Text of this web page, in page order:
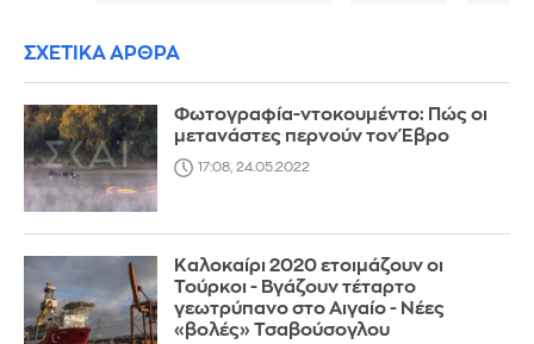
ΣΧΕΤΙΚΑ ΑΡΘΡΑ
Φωτογραφία-ντοκουμέντο: Πώς οι
μετανάστες περνούν τον Έβρο
17:08, 24.05.2022
Καλοκαίρι 2020 ετοιμάζουν οι
Τούρκοι - Βγάζουν τέταρτο
γεωτρύπανο στο Αιγαίο - Νέες
«βολές» Τσαβούσογλου